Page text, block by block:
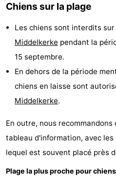
Nieuwpoort
Suites
Westende
Chambre
d'hôtes
Chaumières
Nieuwpoort
-
Oostduinkerke
aan
zee
Westende
Hôtels
Last
Chiens sur la plage
Les chiens sont interdits sur
Middelkerke pendant la
15 septembre.
En dehors de la période
chiens en laisse sont
Middelkerke.
En outre, nous
tableau d'information, avec les
lequel est souvent placé près
Plage la plus proche pour